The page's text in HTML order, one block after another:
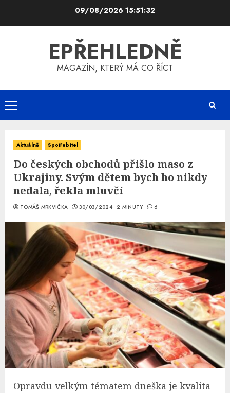
09/08/2026 15:51:32
EPŘEHLEDNĚ
MAGAZÍN, KTERÝ MÁ CO ŘÍCT
Primary
Menu
Aktuálně Spotřebitel
Do českých obchodů přišlo maso z
Ukrajiny. Svým dětem bych ho nikdy
nedala, řekla mluvčí
TOMÁŠ MRKVIČKA 30/03/2024 2 MINUTY 6
Opravdu velkým tématem dneška je kvalita